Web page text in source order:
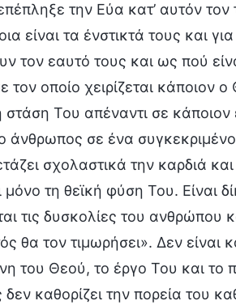
την Εύα κατ’ αυτόν τον
είναι τα ένστικτά τους και για
τον εαυτό τους και ως πού
οποίο χειρίζεται κάποιον
Του απέναντι σε κάποιον
άνθρωπος σε ένα
σχολαστικά την καρδιά
τη θεϊκή φύση Του. Είναι
τις δυσκολίες του ανθρώπου
θα τον τιμωρήσει». Δεν είναι
του Θεού, το έργο Του και το
καθορίζει την πορεία του